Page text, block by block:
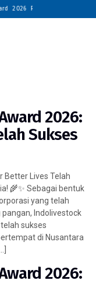
2026 Resmi Digelar:
2026:
Sukses
Better Lives Telah
🌾✨ Sebagai bentuk
yang telah
Indolivestock
sukses
di Nusantara
2026: